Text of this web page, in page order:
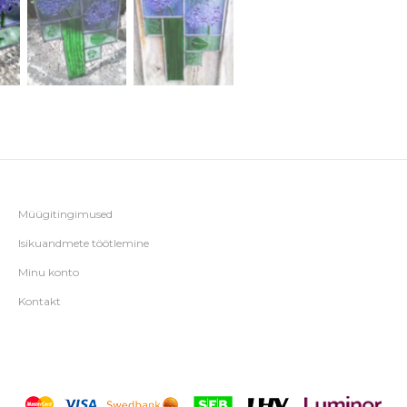
Müügitingimused
Isikuandmete töötlemine
Minu konto
Kontakt